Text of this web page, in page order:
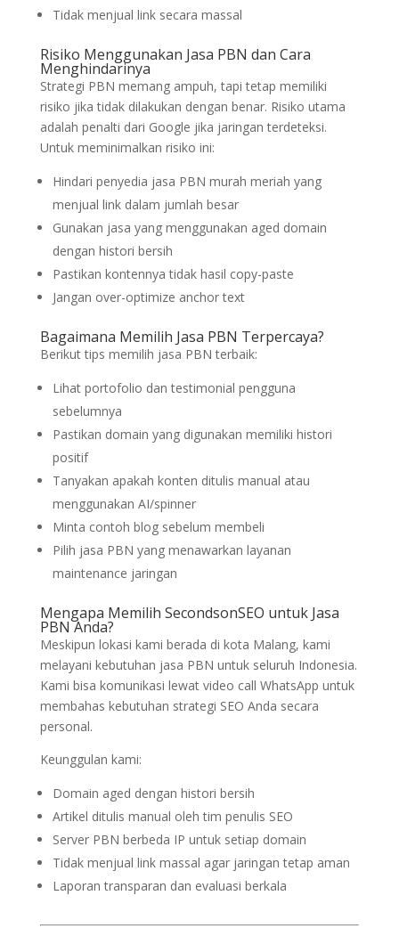
Tidak menjual link secara massal
Risiko Menggunakan Jasa PBN dan Cara
Menghindarinya
Strategi PBN memang ampuh, tapi tetap memiliki
risiko jika tidak dilakukan dengan benar. Risiko utama
adalah penalti dari Google jika jaringan terdeteksi.
Untuk meminimalkan risiko ini:
Hindari penyedia jasa PBN murah meriah yang
menjual link dalam jumlah besar
Gunakan jasa yang menggunakan aged domain
dengan histori bersih
Pastikan kontennya tidak hasil copy-paste
Jangan over-optimize anchor text
Bagaimana Memilih Jasa PBN Terpercaya?
Berikut tips memilih jasa PBN terbaik:
Lihat portofolio dan testimonial pengguna
sebelumnya
Pastikan domain yang digunakan memiliki histori
positif
Tanyakan apakah konten ditulis manual atau
menggunakan AI/spinner
Minta contoh blog sebelum membeli
Pilih jasa PBN yang menawarkan layanan
maintenance jaringan
Mengapa Memilih SecondsonSEO untuk Jasa
PBN Anda?
Meskipun lokasi kami berada di kota Malang, kami
melayani kebutuhan jasa PBN untuk seluruh Indonesia.
Kami bisa komunikasi lewat video call WhatsApp untuk
membahas kebutuhan strategi SEO Anda secara
personal.
Keunggulan kami:
Domain aged dengan histori bersih
Artikel ditulis manual oleh tim penulis SEO
Server PBN berbeda IP untuk setiap domain
Tidak menjual link massal agar jaringan tetap aman
Laporan transparan dan evaluasi berkala